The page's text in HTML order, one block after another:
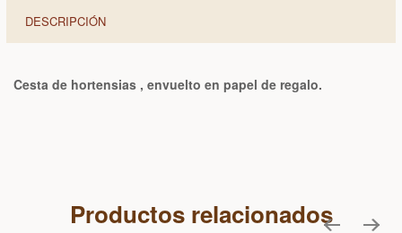
DESCRIPCIÓN
Cesta de hortensias , envuelto en papel de regalo.
Productos relacionados